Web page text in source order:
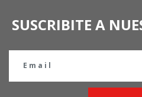
SUSCRIBITE A